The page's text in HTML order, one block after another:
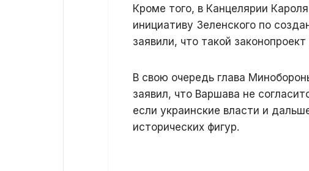
Кроме того, в Канцелярии
инициативу Зеленского по
заявили, что такой
В свою очередь глава
заявил, что Варшава не
если украинские власти и
исторических фигур.